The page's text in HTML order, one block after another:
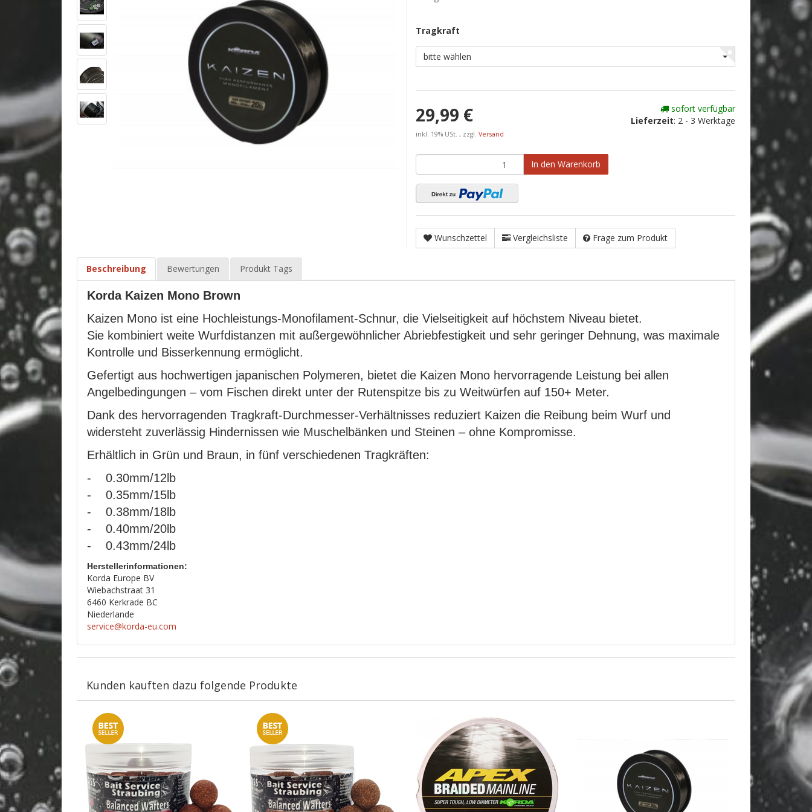
Tragkraft
bitte wählen
29,99 €
inkl. 19% USt. , zzgl. Versand
sofort verfügbar
Lieferzeit: 2 - 3 Werktage
In den Warenkorb
Wunschzettel Vergleichsliste Frage zum Produkt
Beschreibung Bewertungen Produkt Tags
Korda Kaizen Mono Brown
Kaizen Mono ist eine Hochleistungs-Monofilament-Schnur, die Vielseitigkeit auf höchstem Niveau bietet.
Sie kombiniert weite Wurfdistanzen mit außergewöhnlicher Abriebfestigkeit und sehr geringer Dehnung, was maximale
Kontrolle und Bisserkennung ermöglicht.
Gefertigt aus hochwertigen japanischen Polymeren, bietet die Kaizen Mono hervorragende Leistung bei allen
Angelbedingungen – vom Fischen direkt unter der Rutenspitze bis zu Weitwürfen auf 150+ Meter.
Dank des hervorragenden Tragkraft-Durchmesser-Verhältnisses reduziert Kaizen die Reibung beim Wurf und
widersteht zuverlässig Hindernissen wie Muschelbänken und Steinen – ohne Kompromisse.
Erhältlich in Grün und Braun, in fünf verschiedenen Tragkräften:
- 0.30mm/12lb
- 0.35mm/15lb
- 0.38mm/18lb
- 0.40mm/20lb
- 0.43mm/24lb
Herstellerinformationen:
Korda Europe BV
Wiebachstraat 31
6460 Kerkrade BC
Niederlande
service@korda-eu.com
Kunden kauften dazu folgende Produkte